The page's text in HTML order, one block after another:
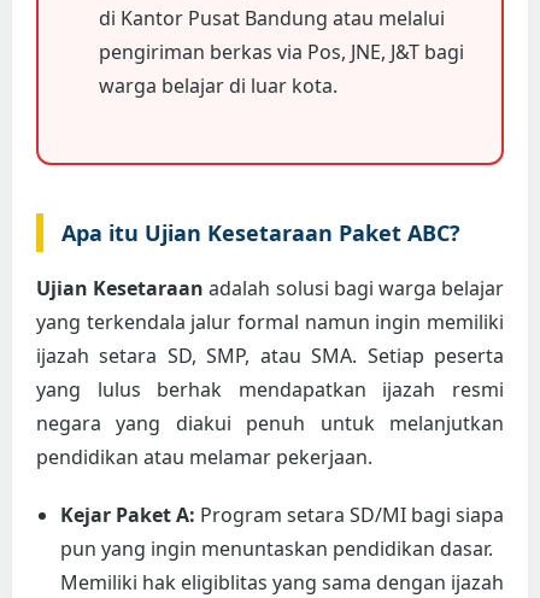
di Kantor Pusat Bandung atau melalui
pengiriman berkas via Pos, JNE, J&T bagi
warga belajar di luar kota.
Apa itu Ujian Kesetaraan Paket ABC?
Ujian Kesetaraan adalah solusi bagi warga belajar
yang terkendala jalur formal namun ingin memiliki
ijazah setara SD, SMP, atau SMA. Setiap peserta
yang lulus berhak mendapatkan ijazah resmi
negara yang diakui penuh untuk melanjutkan
pendidikan atau melamar pekerjaan.
Kejar Paket A: Program setara SD/MI bagi siapa
pun yang ingin menuntaskan pendidikan dasar.
Memiliki hak eligiblitas yang sama dengan ijazah